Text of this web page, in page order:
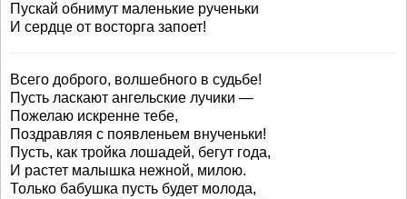
Пускай обнимут маленькие рученьки
И сердце от восторга запоет!
Всего доброго, волшебного в судьбе!
Пусть ласкают ангельские лучики —
Пожелаю искренне тебе,
Поздравляя с появленьем внученьки!
Пусть, как тройка лошадей, бегут года,
И растет малышка нежной, милою.
Только бабушка пусть будет молода,